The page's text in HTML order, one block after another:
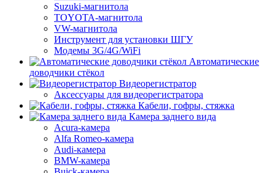
Suzuki-магнитола
TOYOTA-магнитола
VW-магнитола
Инструмент для установки ШГУ
Модемы 3G/4G/WiFi
Автоматические
доводчики стёкол
Видеорегистратор
Аксессуары для видеорегистратора
Кабели, гофры, стяжка
Камера заднего вида
Acura-камера
Alfa Romeo-камера
Audi-камера
BMW-камера